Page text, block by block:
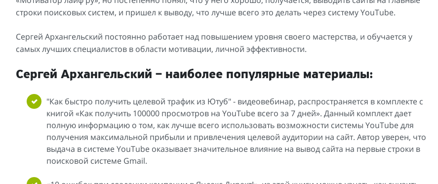
строки поисковых систем, и пришел к выводу, что лучше всего это делать через систему YouTube.
Сергей Архангельский постоянно работает над повышением уровня своего мастерства, и обучается у
самых лучших специалистов в области мотивации, личной эффективности.
Сергей Архангельский – наиболее популярные материалы:
"Как быстро получить целевой трафик из Ютуб" - видеовебинар, распространяется в комплекте с
книгой «Как получить 100000 просмотров на YouTube всего за 7 дней». Данный комплект дает
полную информацию о том, как лучше всего использовать возможности системы YouTube для
получения максимальной прибыли и привлечения целевой аудитории на сайт. Автор уверен, что
выдача в системе YouTube оказывает значительное влияние на вывод сайта на первые строки в
поисковой системе Gmail.